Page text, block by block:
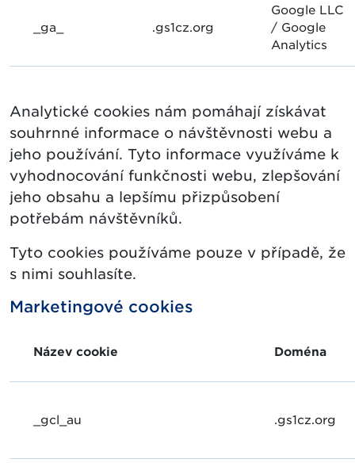
_ga_ .gs1cz.org
Google LLC
/ Google
Analytics
Analytické cookies nám pomáhají získávat
souhrnné informace o návštěvnosti webu a
jeho používání. Tyto informace využíváme k
vyhodnocování funkčnosti webu, zlepšování
jeho obsahu a lepšímu přizpůsobení
potřebám návštěvníků.
Tyto cookies používáme pouze v případě, že
s nimi souhlasíte.
Marketingové cookies
Název cookie Doména
_gcl_au .gs1cz.org